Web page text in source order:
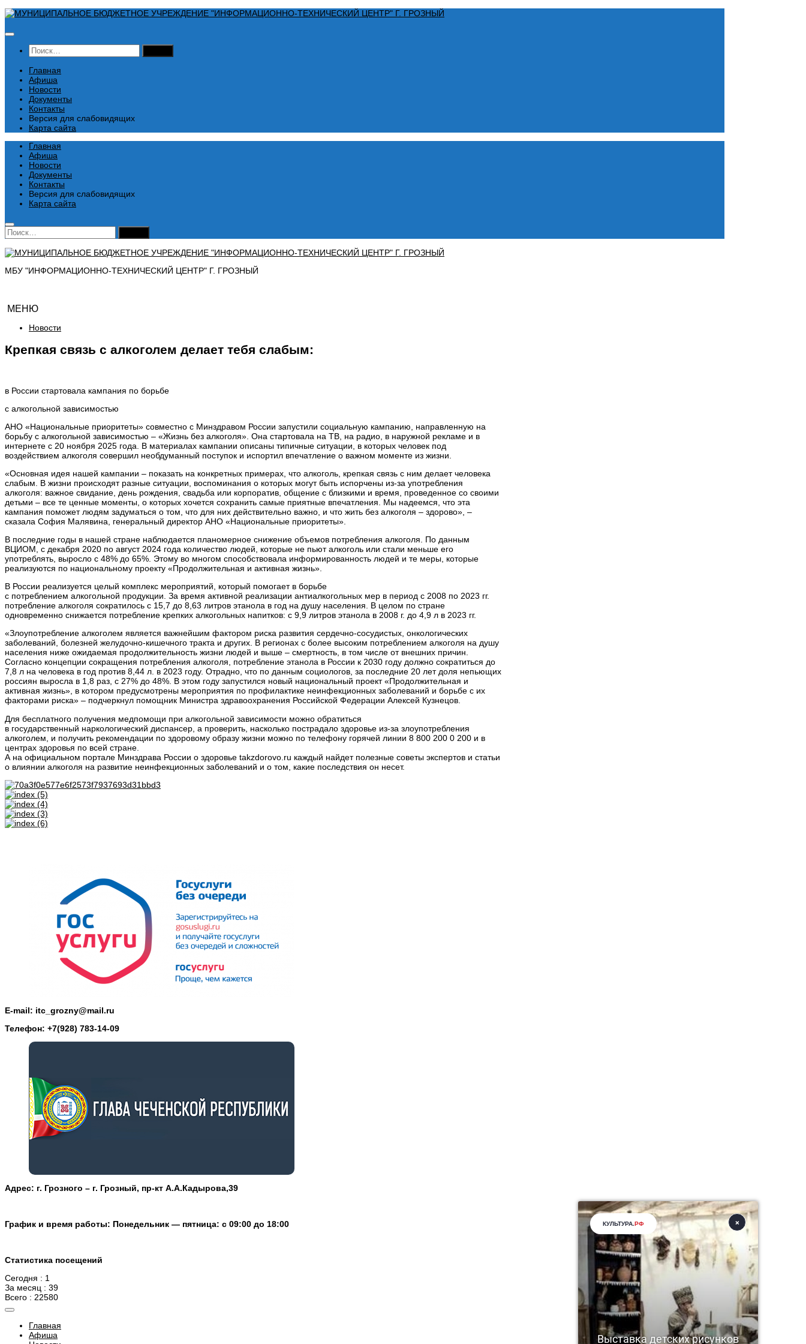
Перейти
содержимому
Найти:
Главная
Афиша
Новости
Документы
Контакты
Версия для слабовидящих
Карта сайта
Главная
Афиша
Новости
Документы
Контакты
Версия для слабовидящих
Карта сайта
Найти:
МБУ "ИНФОРМАЦИОННО-ТЕХНИЧЕСКИЙ ЦЕНТР" Г. ГРОЗНЫЙ
МЕНЮ
Новости
Крепкая связь с алкоголем делает тебя слабым:
в России стартовала кампания по борьбе
с алкогольной зависимостью
АНО «Национальные приоритеты» совместно с Минздравом России запустили социальную кампанию, направленную на
борьбу с алкогольной зависимостью – «Жизнь без алкоголя». Она стартовала на ТВ, на радио, в наружной рекламе и в
интернете с 20 ноября 2025 года. В материалах кампании описаны типичные ситуации, в которых человек под
воздействием алкоголя совершил необдуманный поступок и испортил впечатление о важном моменте из жизни.
«Основная идея нашей кампании – показать на конкретных примерах, что алкоголь, крепкая связь с ним делает человека
слабым. В жизни происходят разные ситуации, воспоминания о которых могут быть испорчены из-за употребления
алкоголя: важное свидание, день рождения, свадьба или корпоратив, общение с близкими и время, проведенное со своими
детьми – все те ценные моменты, о которых хочется сохранить самые приятные впечатления. Мы надеемся, что эта
кампания поможет людям задуматься о том, что для них действительно важно, и что жить без алкоголя – здорово», –
сказала София Малявина, генеральный директор АНО «Национальные приоритеты».
В последние годы в нашей стране наблюдается планомерное снижение объемов потребления алкоголя. По данным
ВЦИОМ, с декабря 2020 по август 2024 года количество людей, которые не пьют алкоголь или стали меньше его
употреблять, выросло с 48% до 65%. Этому во многом способствовала информированность людей и те меры, которые
реализуются по национальному проекту «Продолжительная и активная жизнь».
В России реализуется целый комплекс мероприятий, который помогает в борьбе
с потреблением алкогольной продукции. За время активной реализации антиалкогольных мер в период с 2008 по 2023 гг.
потребление алкоголя сократилось с 15,7 до 8,63 литров этанола в год на душу населения. В целом по стране
одновременно снижается потребление крепких алкогольных напитков: с 9,9 литров этанола в 2008 г. до 4,9 л в 2023 гг.
«Злоупотребление алкоголем является важнейшим фактором риска развития сердечно-сосудистых, онкологических
заболеваний, болезней желудочно-кишечного тракта и других. В регионах с более высоким потреблением алкоголя на душу
населения ниже ожидаемая продолжительность жизни людей и выше – смертность, в том числе от внешних причин.
Согласно концепции сокращения потребления алкоголя, потребление этанола в России к 2030 году должно сократиться до
7,8 л на человека в год против 8,44 л. в 2023 году. Отрадно, что по данным социологов, за последние 20 лет доля непьющих
россиян выросла в 1,8 раз, с 27% до 48%. В этом году запустился новый национальный проект «Продолжительная и
активная жизнь», в котором предусмотрены мероприятия по профилактике неинфекционных заболеваний и борьбе с их
факторами риска» – подчеркнул помощник Министра здравоохранения Российской Федерации Алексей Кузнецов.
Для бесплатного получения медпомощи при алкогольной зависимости можно обратиться
в государственный наркологический диспансер, а проверить, насколько пострадало здоровье из-за злоупотребления
алкоголем, и получить рекомендации по здоровому образу жизни можно по телефону горячей линии 8 800 200 0 200 и в
центрах здоровья по всей стране.
А на официальном портале Минздрава России о здоровье takzdorovo.ru каждый найдет полезные советы экспертов и статьи
о влиянии алкоголя на развитие неинфекционных заболеваний и о том, какие последствия он несет.
E-mail: itc_grozny@mail.ru
Телефон: +7(928) 783-14-09
Адрес: г. Грозного – г. Грозный, пр-кт А.А.Кадырова,39
График и время работы: Понедельник — пятница: с 09:00 до 18:00
Статистика посещений
Сегодня : 1
За месяц : 39
Всего : 22580
Главная
Афиша